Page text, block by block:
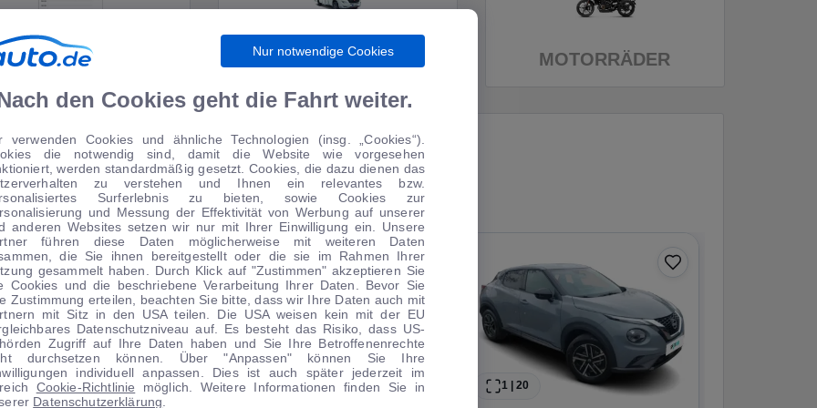
WIRTSCHAFT WOHNMOBILE MOTORRÄDER
TIPPS VOM AUTOMARKT
Anzahlung
1|19
0 € Anzahlung
Angebot
1 |14 1 20
Nur notwendige Cookies
den Cookies geht die Fahrt weiter.
verwenden Cookies und ähnliche Technologien (insg. „Cookies“).
die notwendig sind, damit die Website wie vorgesehen
werden standardmäßig gesetzt. Cookies, die dazu dienen das
zu verstehen und Ihnen ein relevantes bzw.
Surferlebnis zu bieten, sowie Cookies zur
und Messung der Effektivität von Werbung auf unserer
anderen Websites setzen wir nur mit Ihrer Einwilligung ein. Unsere
führen diese Daten möglicherweise mit weiteren Daten
die Sie ihnen bereitgestellt oder die sie im Rahmen Ihrer
gesammelt haben. Durch Klick auf "Zustimmen" akzeptieren Sie
Cookies und die beschriebene Verarbeitung Ihrer Daten. Bevor Sie
Zustimmung erteilen, beachten Sie bitte, dass wir Ihre Daten auch mit
mit Sitz in den USA teilen. Die USA weisen kein mit der EU
Datenschutzniveau auf. Es besteht das Risiko, dass US-
Zugriff auf Ihre Daten haben und Sie Ihre Betroffenenrechte
durchsetzen können. Über "Anpassen" können Sie Ihre
individuell anpassen. Dies ist auch später jederzeit im
Cookie-Richtlinie möglich. Weitere Informationen finden Sie in
Datenschutzerklärung